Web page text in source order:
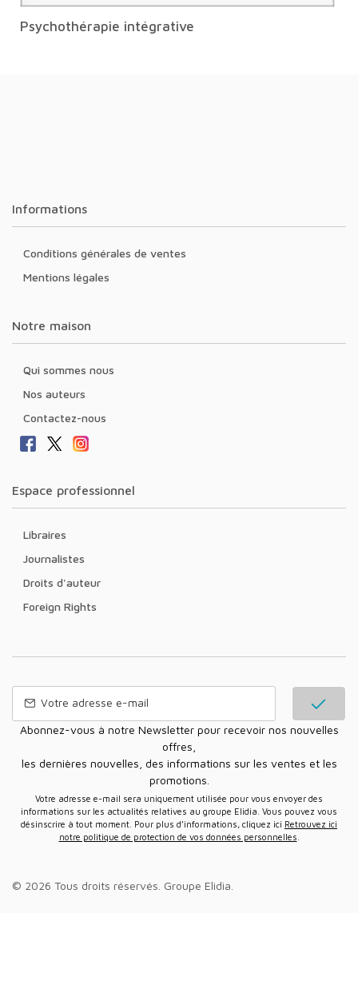
Psychothérapie intégrative
Informations
Conditions générales de ventes
Mentions légales
Notre maison
Qui sommes nous
Nos auteurs
Contactez-nous
Espace professionnel
Libraires
Journalistes
Droits d'auteur
Foreign Rights
Abonnez-vous à notre Newsletter pour recevoir nos nouvelles
offres,
les dernières nouvelles, des informations sur les ventes et les
promotions.
Votre adresse e-mail sera uniquement utilisée pour vous envoyer des
informations sur les actualités relatives au groupe Elidia. Vous pouvez vous
désinscrire à tout moment. Pour plus d’informations, cliquez ici Retrouvez ici
notre politique de protection de vos données personnelles
© 2026 Tous droits réservés. Groupe Elidia